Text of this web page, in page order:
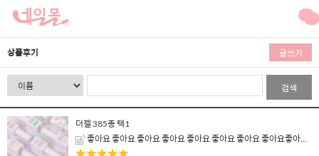
상품후기 글쓰기
검색
더젤 385종 택1
좋아요 좋아요 좋아요 좋아요 좋아요 좋아요 좋아요 좋아요좋아요 좋아요 좋아요 좋아요